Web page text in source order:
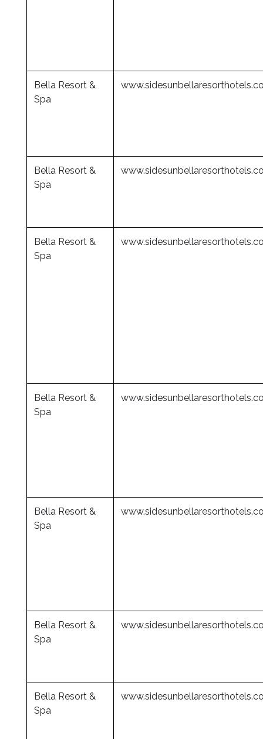
Bella Resort &
Spa
Bella Resort &
Spa
Bella Resort &
Spa
Bella Resort &
Spa
Bella Resort &
Spa
Bella Resort &
Spa
Bella Resort &
Spa